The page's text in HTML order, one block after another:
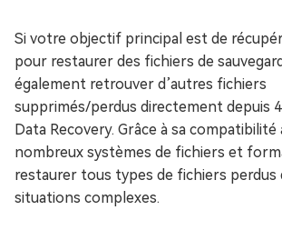
Si votre objectif principal est de
pour restaurer des fichiers de
également retrouver d’autres fichiers
supprimés/perdus directement depuis
Data Recovery. Grâce à sa compatibilité
nombreux systèmes de fichiers et
restaurer tous types de fichiers perdus
situations complexes.